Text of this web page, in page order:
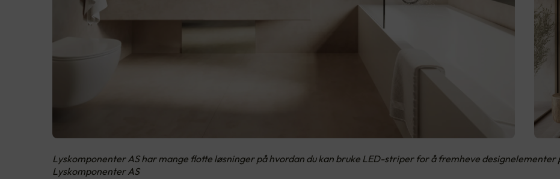
Lyskomponenter AS har mange flotte løsninger på hvordan du kan bruke LED-striper for å fremheve designelementer
Lyskomponenter AS